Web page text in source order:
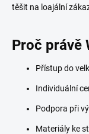
těšit na loajální
Proč právě
Přístup do
Individuální
Podpora při
Materiály ke